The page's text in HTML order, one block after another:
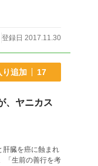
登録日 2017.11.30
り追加 17
、ヤニカス
肝臓を癌に蝕まれ
「生前の善行を考